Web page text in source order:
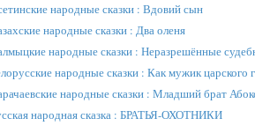
народные сказки : Вдовий сын
народные сказки : Два оленя
народные сказки : Неразрешённые
народные сказки : Как мужик царского
народные сказки : Младший брат
народная сказка : БРАТЬЯ-ОХОТНИКИ